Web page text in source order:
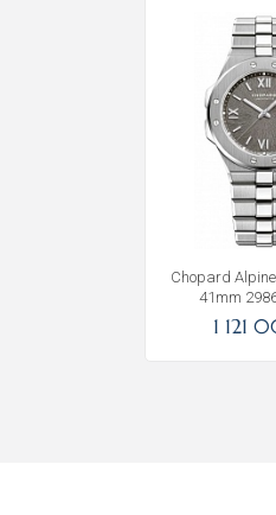
Chopard
41mm
1 121